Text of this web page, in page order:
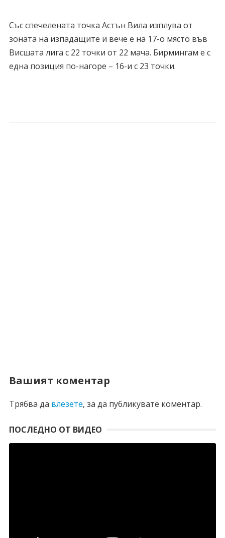
Със спечелената точка Астън Вила изплува от
зоната на изпадащите и вече е на 17-о място във
Висшата лига с 22 точки от 22 мача. Бирмингам е с
една позиция по-нагоре – 16-и с 23 точки.
Вашият коментар
Трябва да влезете, за да публикувате коментар.
ПОСЛЕДНО ОТ ВИДЕО